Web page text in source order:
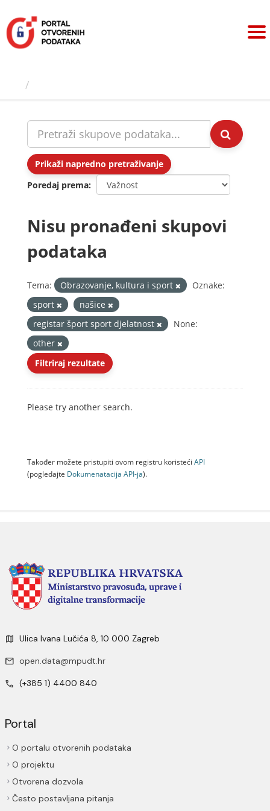
sadržaj
Prikaži napredno pretraživanje
Poredaj prema
Nisu pronađeni skupovi
podataka
Tema: Obrazovanje, kultura i sport
Oznake:
sport
našice
registar šport sport djelatnost
None:
other
Filtriraj rezultate
Please try another search.
Također možete pristupiti ovom registru koristeći API
(pogledajte Dokumenаtаcijа API-jа).